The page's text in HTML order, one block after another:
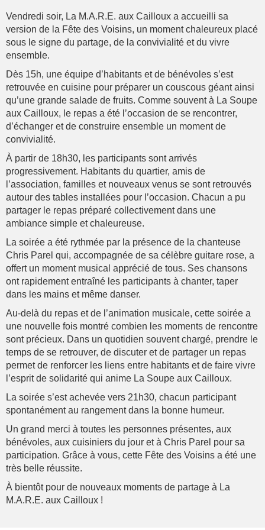
Vendredi soir, La M.A.R.E. aux Cailloux a accueilli sa
version de la Fête des Voisins, un moment chaleureux placé
sous le signe du partage, de la convivialité et du vivre
ensemble.
Dès 15h, une équipe d’habitants et de bénévoles s’est
retrouvée en cuisine pour préparer un couscous géant ainsi
qu’une grande salade de fruits. Comme souvent à La Soupe
aux Cailloux, le repas a été l’occasion de se rencontrer,
d’échanger et de construire ensemble un moment de
convivialité.
À partir de 18h30, les participants sont arrivés
progressivement. Habitants du quartier, amis de
l’association, familles et nouveaux venus se sont retrouvés
autour des tables installées pour l’occasion. Chacun a pu
partager le repas préparé collectivement dans une
ambiance simple et chaleureuse.
La soirée a été rythmée par la présence de la chanteuse
Chris Parel qui, accompagnée de sa célèbre guitare rose, a
offert un moment musical apprécié de tous. Ses chansons
ont rapidement entraîné les participants à chanter, taper
dans les mains et même danser.
Au-delà du repas et de l’animation musicale, cette soirée a
une nouvelle fois montré combien les moments de rencontre
sont précieux. Dans un quotidien souvent chargé, prendre le
temps de se retrouver, de discuter et de partager un repas
permet de renforcer les liens entre habitants et de faire vivre
l’esprit de solidarité qui anime La Soupe aux Cailloux.
La soirée s’est achevée vers 21h30, chacun participant
spontanément au rangement dans la bonne humeur.
Un grand merci à toutes les personnes présentes, aux
bénévoles, aux cuisiniers du jour et à Chris Parel pour sa
participation. Grâce à vous, cette Fête des Voisins a été une
très belle réussite.
À bientôt pour de nouveaux moments de partage à La
M.A.R.E. aux Cailloux !